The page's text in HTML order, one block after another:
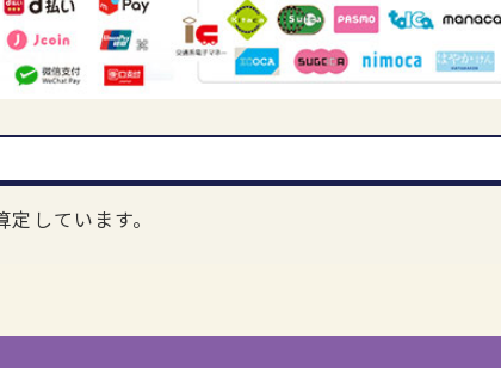
しています。